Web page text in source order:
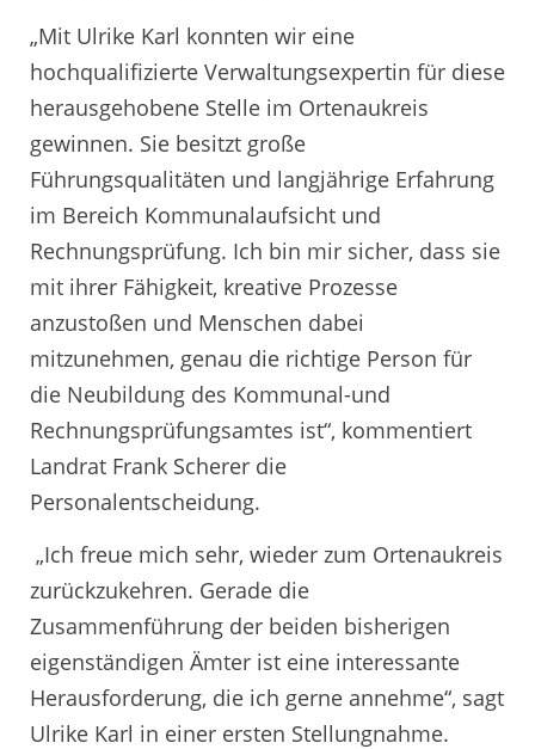
„Mit Ulrike Karl konnten wir eine
hochqualifizierte Verwaltungsexpertin für diese
herausgehobene Stelle im Ortenaukreis
gewinnen. Sie besitzt große
Führungsqualitäten und langjährige Erfahrung
im Bereich Kommunalaufsicht und
Rechnungsprüfung. Ich bin mir sicher, dass sie
mit ihrer Fähigkeit, kreative Prozesse
anzustoßen und Menschen dabei
mitzunehmen, genau die richtige Person für
die Neubildung des Kommunal-und
Rechnungsprüfungsamtes ist“, kommentiert
Landrat Frank Scherer die
Personalentscheidung.
„Ich freue mich sehr, wieder zum Ortenaukreis
zurückzukehren. Gerade die
Zusammenführung der beiden bisherigen
eigenständigen Ämter ist eine interessante
Herausforderung, die ich gerne annehme“, sagt
Ulrike Karl in einer ersten Stellungnahme.